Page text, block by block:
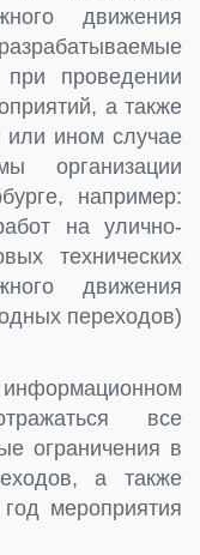
движения
проведении
а также
или ином случае
организации
например:
на улично-
технических
движения
переходов)
все
ограничения в
а также
мероприятия